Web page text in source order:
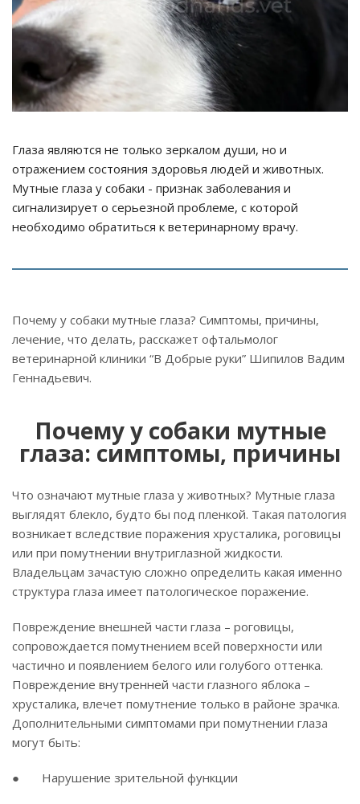
Глаза являются не только зеркалом души, но и
отражением состояния здоровья людей и животных.
Мутные глаза у собаки - признак заболевания и
сигнализирует о серьезной проблеме, с которой
необходимо обратиться к ветеринарному врачу.
Почему у собаки мутные глаза? Симптомы, причины,
лечение, что делать, расскажет офтальмолог
ветеринарной клиники “В Добрые руки” Шипилов Вадим
Геннадьевич.
Почему у собаки мутные
глаза: симптомы, причины
Что означают мутные глаза у животных? Мутные глаза
выглядят блекло, будто бы под пленкой. Такая патология
возникает вследствие поражения хрусталика, роговицы
или при помутнении внутриглазной жидкости.
Владельцам зачастую сложно определить какая именно
структура глаза имеет патологическое поражение.
Повреждение внешней части глаза – роговицы,
сопровождается помутнением всей поверхности или
частично и появлением белого или голубого оттенка.
Повреждение внутренней части глазного яблока –
хрусталика, влечет помутнение только в районе зрачка.
Дополнительными симптомами при помутнении глаза
могут быть:
● Нарушение зрительной функции